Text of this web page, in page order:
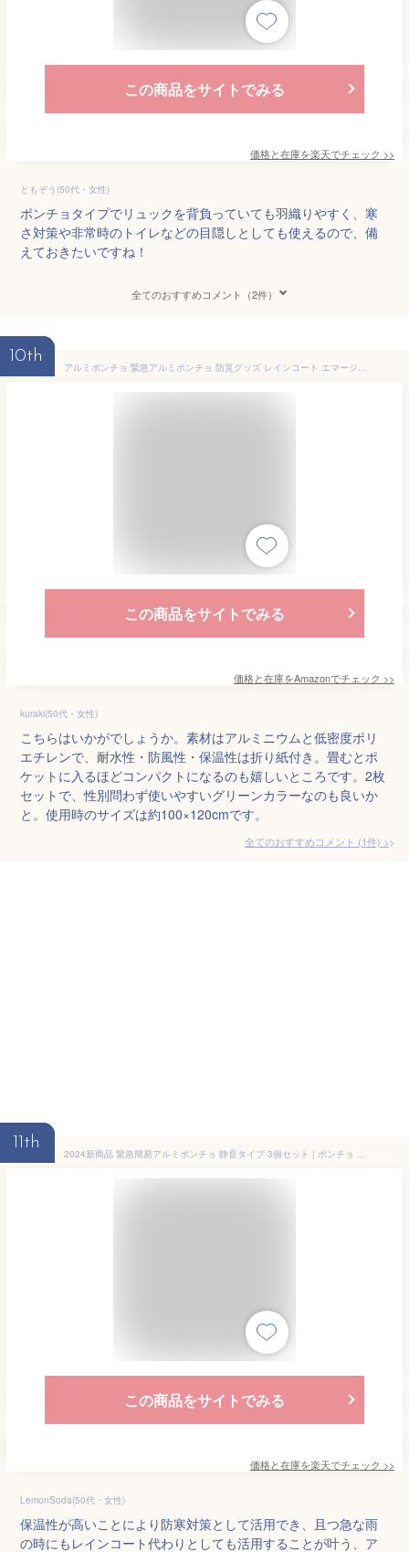
この商品をサイトでみる
価格と在庫を楽天でチェック >>
ともぞう(50代・女性)
ポンチョタイプでリュックを背負っていても羽織りやすく、寒
さ対策や非常時のトイレなどの目隠しとしても使えるので、備
えておきたいですね！
全てのおすすめコメント（2件）
10th
アルミポンチョ 緊急アルミポンチョ 防災グッズ レインコート エマージェンシーポンチョ 登山 キャンプ 緊急用 自転車 レインポンチョ 防水、防風、防寒、保温 避難用（2枚）
この商品をサイトでみる
価格と在庫をAmazonでチェック >>
kuraki(50代・女性)
こちらはいかがでしょうか。素材はアルミニウムと低密度ポリ
エチレンで、耐水性・防風性・保温性は折り紙付き。畳むとポ
ケットに入るほどコンパクトになるのも嬉しいところです。2枚
セットで、性別問わず使いやすいグリーンカラーなのも良いか
と。使用時のサイズは約100×120cmです。
全てのおすすめコメント (1件) >
11th
2024新商品 緊急簡易アルミポンチョ 静音タイプ 3個セット | ポンチョ 防災 アルミシート 保温 防寒 ブランケット 防災グッズ 非常用 防寒防風 静音 断熱 緊急 アルミ カサカサしない 毛布 防災用品 キャンプ 保温シート 軽量 カサカサ音が少ない 静か 小久保工業所 KOKUBO
この商品をサイトでみる
価格と在庫を楽天でチェック >>
LemonSoda(50代・女性)
保温性が高いことにより防寒対策として活用でき、且つ急な雨
の時にもレインコート代わりとしても活用することが叶う、ア